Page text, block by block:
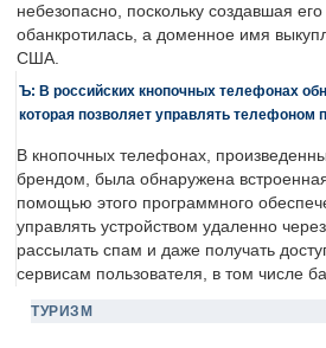
небезопасно, поскольку создавшая
обанкротилась, а доменное имя
США.
Ъ: В российских кнопочных телефонах
которая позволяет управлять телефоном
В кнопочных телефонах,
брендом, была обнаружена
помощью этого программного
управлять устройством удаленно
рассылать спам и даже получать
сервисам пользователя, в том числе
ТУРИЗМ